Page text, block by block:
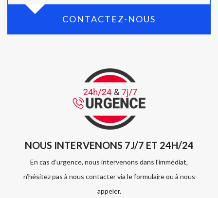
CONTACTEZ-NOUS
NOUS INTERVENONS 7J/7 ET 24H/24
En cas d’urgence, nous intervenons dans l’immédiat,
n’hésitez pas à nous contacter via le formulaire ou à nous
appeler.